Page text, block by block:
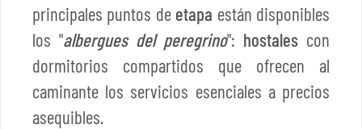
principales puntos de etapa están disponibles
los "albergues del peregrino": hostales con
dormitorios compartidos que ofrecen al
caminante los servicios esenciales a precios
asequibles.